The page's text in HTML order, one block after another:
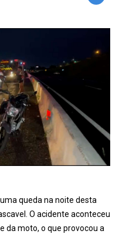
queda na noite desta
O acidente aconteceu
da moto, o que provocou a